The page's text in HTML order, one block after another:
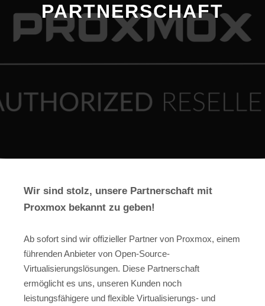
PARTNERSCHAFT
Wir sind stolz, unsere Partnerschaft mit
Proxmox bekannt zu geben!
Ab sofort sind wir offizieller Partner von Proxmox, einem
führenden Anbieter von Open-Source-
Virtualisierungslösungen. Diese Partnerschaft
ermöglicht es uns, unseren Kunden noch
leistungsfähigere und flexible Virtualisierungs- und